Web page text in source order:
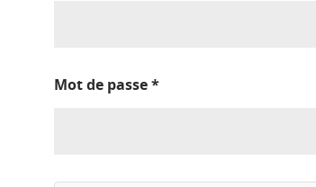
Mot de passe*